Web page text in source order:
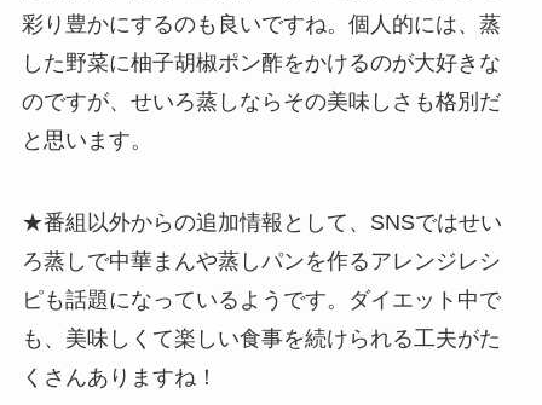
彩り豊かにするのも良いですね。個人的には、蒸
した野菜に柚子胡椒ポン酢をかけるのが大好きな
のですが、せいろ蒸しならその美味しさも格別だ
と思います。
★番組以外からの追加情報として、SNSではせい
ろ蒸しで中華まんや蒸しパンを作るアレンジレシ
ピも話題になっているようです。ダイエット中で
も、美味しくて楽しい食事を続けられる工夫がた
くさんありますね！